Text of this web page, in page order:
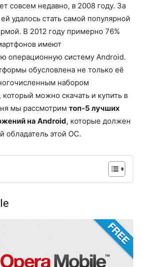
совсем недавно, в 2008 году. За
удалось стать самой популярной
В 2012 году примерно 76%
имеют
операционную систему Android.
обусловлена не только её
набором
можно скачать и купить в
мы рассмотрим топ-5 лучших
на Android, которые должен
обладатель этой ОС.